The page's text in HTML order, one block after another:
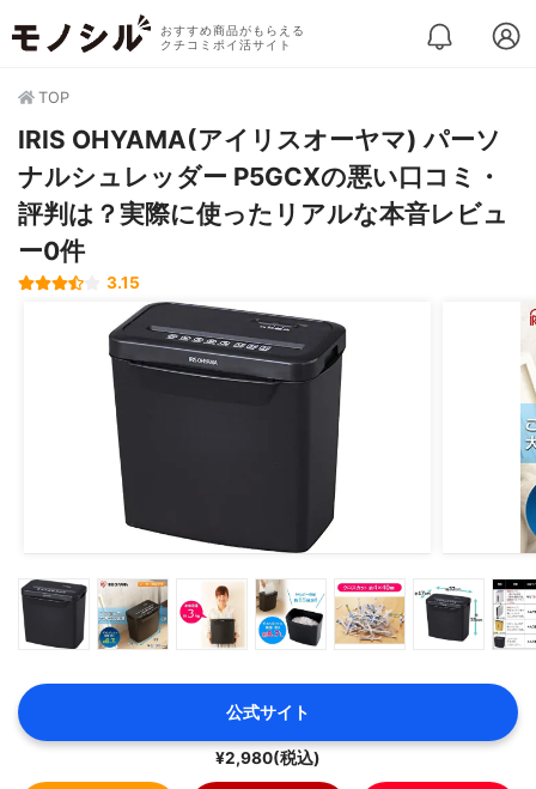
おすすめ商品がもらえる
クチコミポイ活サイト
TOP
IRIS OHYAMA(アイリスオーヤマ) パーソ
ナルシュレッダー P5GCXの悪い口コミ・
評判は？実際に使ったリアルな本音レビュ
ー0件
3.15
公式サイト
¥2,980(税込)